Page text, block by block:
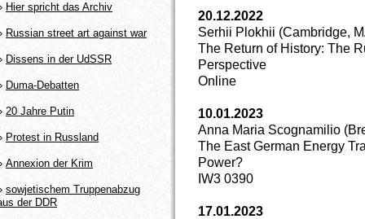
20.12.2022
Serhii Plokhii (Cambridge,
The Return of History: The
Perspective
Online
10.01.2023
Anna Maria Scognamilio
The East German Energy
Power?
IW3 0390
17.01.2023
Hier spricht das Archiv
Russian street art against war
Dissens in der UdSSR
Duma-Debatten
20 Jahre Putin
Protest in Russland
Annexion der Krim
sowjetischem Truppenabzug
der DDR